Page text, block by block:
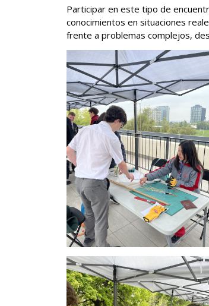
Participar en este tipo de
conocimientos en situaciones
frente a problemas complejos,